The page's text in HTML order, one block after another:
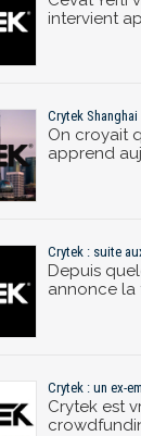
intervient
Crytek
On croyait
apprend
Crytek : suite
Depuis
annonce la
Crytek : un ex-
Crytek est